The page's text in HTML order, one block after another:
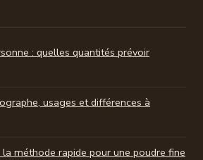
: quelles quantités prévoir
usages et différences à
méthode rapide pour une poudre fine